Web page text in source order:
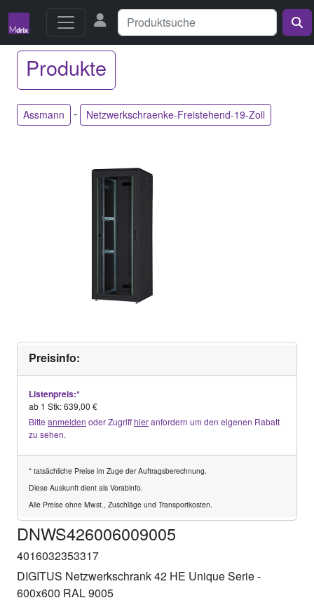
Produkte
Assmann - Netzwerkschraenke-Freistehend-19-Zoll
Preisinfo:
Listenpreis:*
ab 1 Stk: 639,00 €
Bitte anmelden oder Zugriffhieranfordern um den eigenen Rabatt
zu sehen.
* tatsächliche Preise im Zuge der Auftragsberechnung.
Diese Auskunft dient als Vorabinfo.
Alle Preise ohne Mwst., Zuschläge und Transportkosten.
DNWS426006009005
4016032353317
DIGITUS Netzwerkschrank 42 HE Unique Serie -
600x600 RAL 9005